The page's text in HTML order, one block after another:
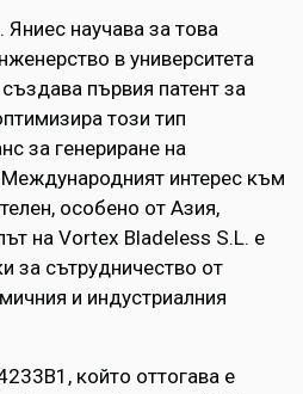
научава за това
в университета
първия патент за
този тип
за генериране на
Международният интерес към
особено от Азия,
на Vortex Bladeless S.L. е
за сътрудничество от
и индустриалния
който оттогава е